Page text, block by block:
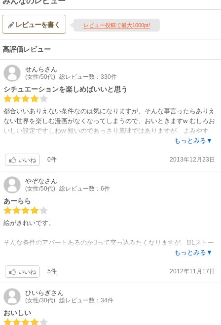
レビューを書く レビュー投稿で最大1000pt!
高評価レビュー
せんら さん
(女性/50代) 総レビュー数：330件
シチュエーションを楽しめばいいと思う
都合いいありえない条件なのは気になりますが、そんな事言ったらありえ
ない世界を楽しむ漫画がなくなってしまうので、おいときますw むしろお
いしい設定ですしねw 短いのであっさり風味ではありますが、よみやす
く、絵もかわいく、シチュエーションもそこそこ良かったです。もっとみる▼
いいね 0件 2013年12月23日
やぞなさん
(女性/50代) 総レビュー数：6件
あーらら
絵がきれいです。
そんな条件のアパートあるのかって突っ込みたくなりますが、BLストー
もっとみる▼
いいね 5件 2012年11月17日
ひいらぎさん
(女性/30代) 総レビュー数：34件
おいしい